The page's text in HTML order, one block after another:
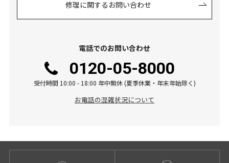
修理に関するお問い合わせ
電話でのお問い合わせ
0120-05-8000
受付時間 10:00 - 18:00 年中無休 (夏季休業・年末年始除く)
お電話の混雑状況について